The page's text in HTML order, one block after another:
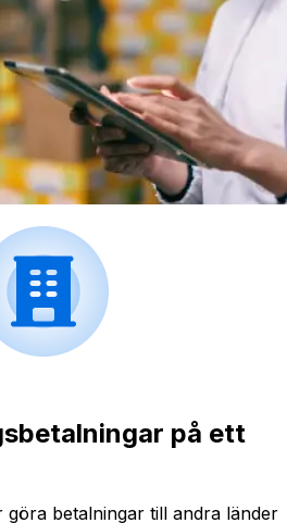
på ett
göra betalningar till andra länder